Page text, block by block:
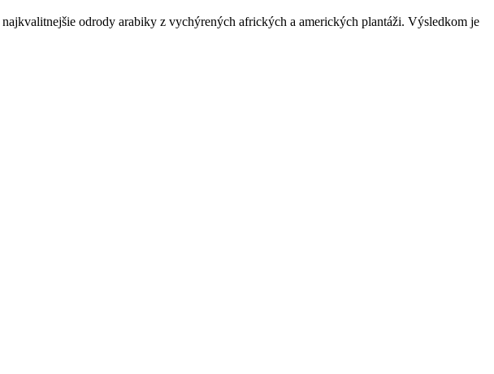
odrody arabiky z vychýrených afrických a amerických plantáži. Výsledkom je